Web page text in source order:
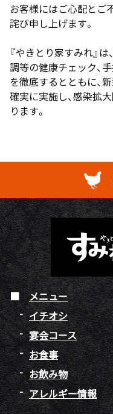
お客様にはご心配とご
詫び申し上げます。
『やきとり家すみれ』
調等の健康チェック、
を徹底するとともに、
確実に実施し、感染拡
ります。
メニュー
イチオシ
宴会コース
お食事
お飲み物
アレルギー情報